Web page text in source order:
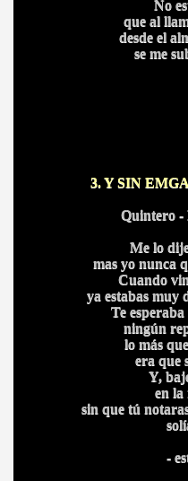
No
que al
desde el
se me
3. Y SIN
Quintero -
Me lo
mas yo nunca
Cuando
ya estabas muy
Te
ningún
lo más
era que
Y,
en la
sin que tú
-